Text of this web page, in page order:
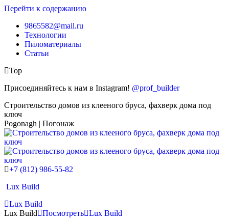
Перейти к содержанию
9865582@mail.ru
Технологии
Пиломатериалы
Статьи
Top
Присоединяйтесь к нам в Instagram! @prof_builder
Строительство домов из клееного бруса, фахверк дома под
ключ
Pogonagh | Погонаж
+7 (812) 986-55-82
Lux Build
Lux Build
Lux Build
Посмотреть Lux Build